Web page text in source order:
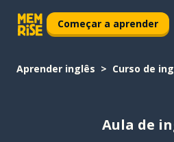
Começar a aprender
Aprender inglês Curso de
Aula de